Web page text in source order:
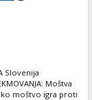
Slovenija
Moštva
moštvo igra proti